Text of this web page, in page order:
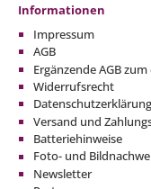
Informationen
Impressum
AGB
Ergänzende AGB
Widerrufsrecht
Datenschutzerklärung
Versand und
Batteriehinweise
Foto- und
Newsletter